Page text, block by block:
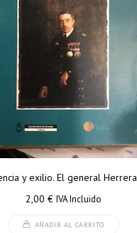
y exilio. El general Herrera
2,00 € IVA Incluido
AÑADIR AL CARRITO